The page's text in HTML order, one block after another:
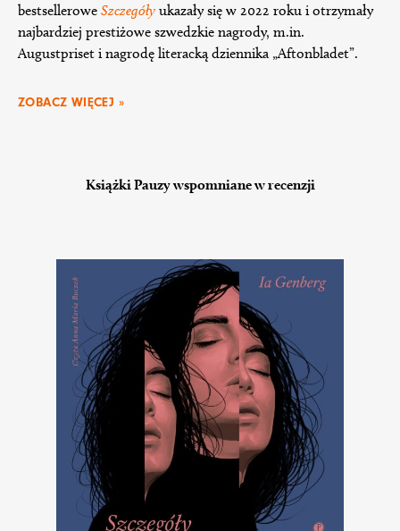
bestsellerowe Szczegóły ukazały się w 2022 roku i otrzymały
najbardziej prestiżowe szwedzkie nagrody, m.in.
Augustpriset i nagrodę literacką dziennika „Aftonbladet”.
ZOBACZ WIĘCEJ »
Książki Pauzy wspomniane w recenzji